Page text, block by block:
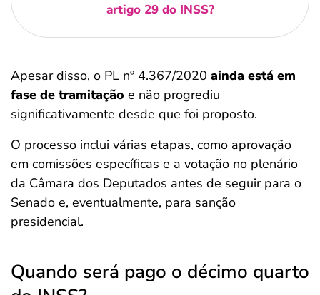
artigo 29 do INSS?
Apesar disso, o PL nº 4.367/2020 ainda está em
fase de tramitação e não progrediu
significativamente desde que foi proposto.
O processo inclui várias etapas, como aprovação
em comissões específicas e a votação no plenário
da Câmara dos Deputados antes de seguir para o
Senado e, eventualmente, para sanção
presidencial.
Quando será pago o décimo quarto